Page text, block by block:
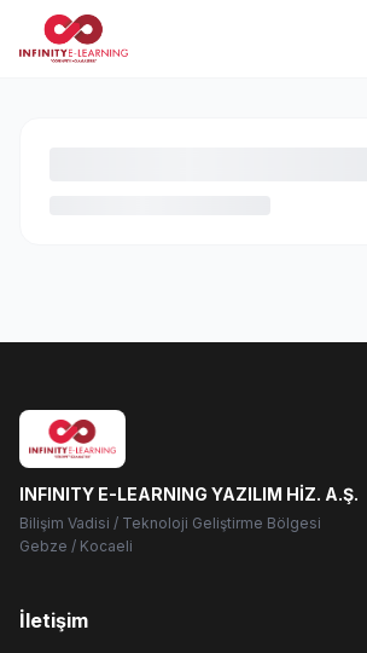
INFINITY E-LEARNING YAZILIM HİZ. A.Ş.
Bilişim Vadisi / Teknoloji Geliştirme Bölgesi
Gebze / Kocaeli
İletişim